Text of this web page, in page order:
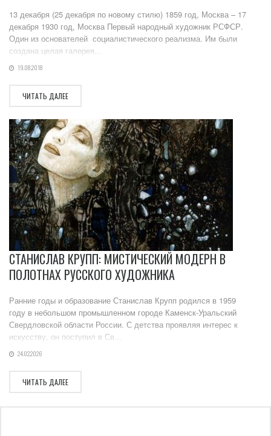
13 декабря (25 декабря по новому стилю) 1859 год, Москва – 17
декабря 1930 год, Москва Первый народный художник РСФСР.
Один из основателей социалистического реализма. Им были
создана целая галерея...
19.08.2018
ЧИТАТЬ ДАЛЕЕ
СТАНИСЛАВ КРУПП: МИСТИЧЕСКИЙ МОДЕРН В
ПОЛОТНАХ РУССКОГО ХУДОЖНИКА
Ранние годы и образование Станислав Крупп родился в 1959
году в небольшом промышленном городе Каменск-Уральский
Свердловской области России. С детства проявляя интерес к
искусству, он поступил в Св...
24.02.2026
ЧИТАТЬ ДАЛЕЕ